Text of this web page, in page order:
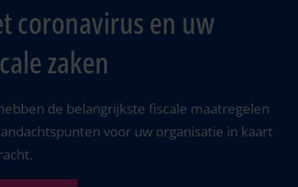
coronavirus en uw
zaken
de belangrijkste fiscale maatregelen
voor uw organisatie in kaart